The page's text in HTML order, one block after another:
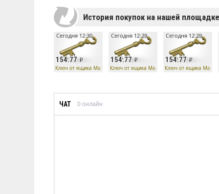
История покупок на нашей площадке
154.77
Сегодня 12:30
Ключ от ящика Манн Ко
154.77
Сегодня 12:29
Ключ от ящика Манн Ко
154.77
Сегодня 12:29
Ключ от ящика Манн
ЧАТ 0 онлайн